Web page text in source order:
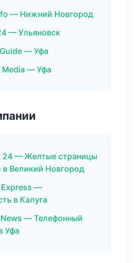
— Нижний Новгород
— Ульяновск
— Уфа
Media — Уфа
24 — Желтые страницы
в Великий Новгород
Express —
в Калуга
— Телефонный
Уфа